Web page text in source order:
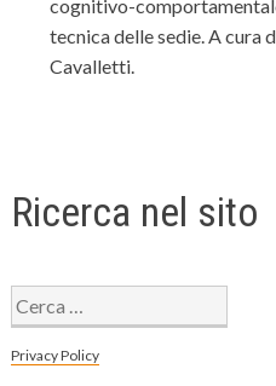
cognitivo-
tecnica delle sedie. A cura
Cavalletti.
Ricerca nel sito
Ricerca
per:
Privacy Policy